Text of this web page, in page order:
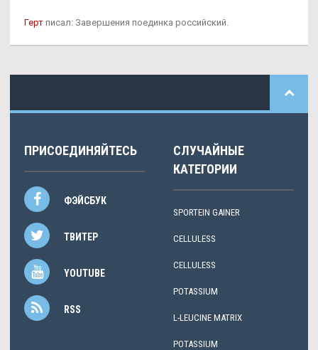
Герт писал: Завершения поединка российский.
ПРИСОЕДИНЯЙТЕСЬ
ФЭЙСБУК
ТВИТЕР
YOUTUBE
RSS
СЛУЧАЙНЫЕ
КАТЕГОРИИ
SPORTEIN GAINER
CELLULESS
CELLULESS
POTASSIUM
L-LEUCINE MATRIX
POTASSIUM